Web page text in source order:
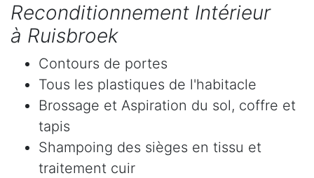
Reconditionnement Intérieur
à Ruisbroek
Contours de portes
Tous les plastiques de l'habitacle
Brossage et Aspiration du sol, coffre et
tapis
Shampoing des sièges en tissu et
traitement cuir